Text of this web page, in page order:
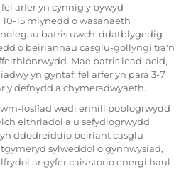
arfer yn cynnig y bywyd
15 mlynedd o wasanaeth
batris uwch-ddatblygedig
o beiriannau casglu-gollyngi tra'n
Mae batris lead-acid,
yn gyntaf, fel arfer yn para 3-7
y defnydd a chymeradwyaeth.
fosffad wedi ennill poblogrwydd
eithriadol a'u sefydlogrwydd
ddodreiddio beiriant casglu-
sylweddol o gynhwysiad,
ar gyfer cais storio energi haul